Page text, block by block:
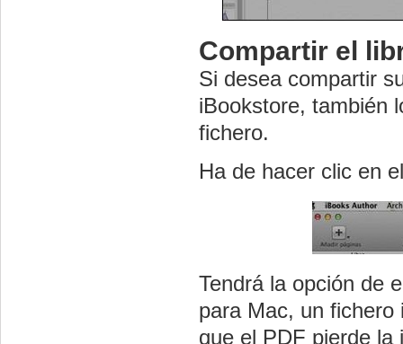
Compartir el
Si desea compartir
iBookstore, también
fichero.
Ha de hacer clic en
Tendrá la opción de
para Mac, un fichero
que el PDF pierde la